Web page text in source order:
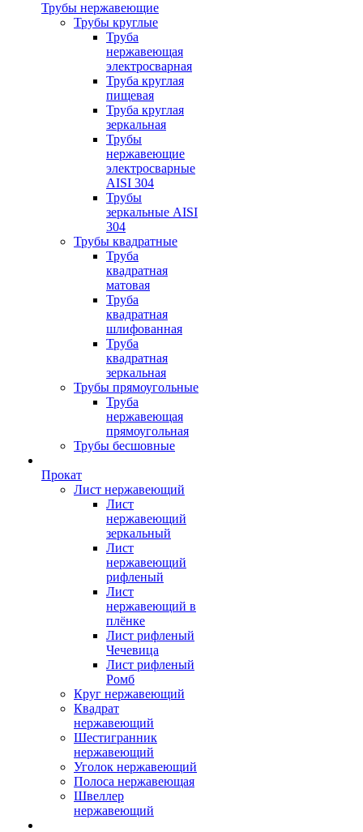
Трубы нержавеющие
Трубы круглые
Труба
нержавеющая
электросварная
Труба круглая
пищевая
Труба круглая
зеркальная
Трубы
нержавеющие
электросварные
AISI 304
Трубы
зеркальные AISI
304
Трубы квадратные
Труба
квадратная
матовая
Труба
квадратная
шлифованная
Труба
квадратная
зеркальная
Трубы прямоугольные
Труба
нержавеющая
прямоугольная
Трубы бесшовные
Прокат
Лист нержавеющий
Лист
нержавеющий
зеркальный
Лист
нержавеющий
рифленый
Лист
нержавеющий в
плёнке
Лист рифленый
Чечевица
Лист рифленый
Ромб
Круг нержавеющий
Квадрат
нержавеющий
Шестигранник
нержавеющий
Уголок нержавеющий
Полоса нержавеющая
Швеллер
нержавеющий